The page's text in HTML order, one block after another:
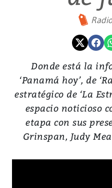
Donde está la
‘Panamá hoy’, de
estratégico de ‘La
espacio noticioso
etapa con sus
Grinspan, Judy